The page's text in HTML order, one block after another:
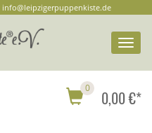
info@leipzigerpuppenkiste.de
0 0,00 €*